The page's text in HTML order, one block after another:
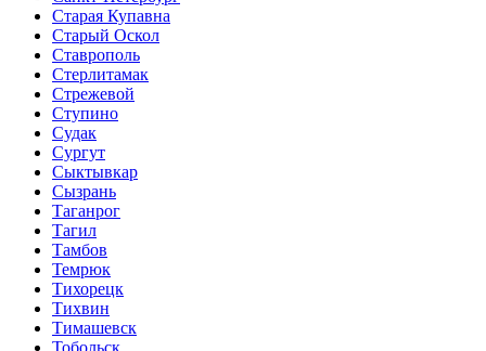
Старая Купавна
Старый Оскол
Ставрополь
Стерлитамак
Стрежевой
Ступино
Судак
Сургут
Сыктывкар
Сызрань
Таганрог
Тагил
Тамбов
Темрюк
Тихорецк
Тихвин
Тимашевск